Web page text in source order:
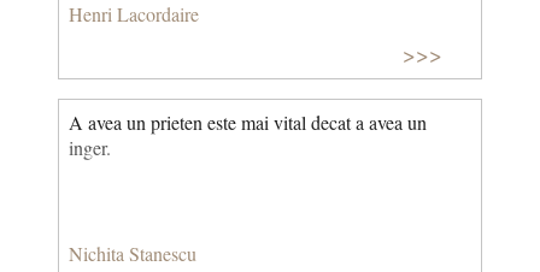
Henri Lacordaire
>>>
A avea un prieten este mai vital decat a avea un
inger.
Nichita Stanescu